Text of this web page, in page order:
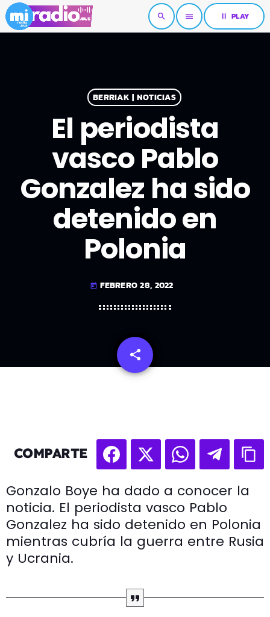
search menu pause PLAY
BERRIAK | NOTICIAS
El periodista
vasco Pablo
Gonzalez ha sido
detenido en
Polonia
today FEBRERO 28, 2022
share
email
COMPARTE
Gonzalo Boye ha dado a conocer la
noticia. El periodista vasco Pablo
Gonzalez ha sido detenido en Polonia
mientras cubría la guerra entre Rusia
y Ucrania.